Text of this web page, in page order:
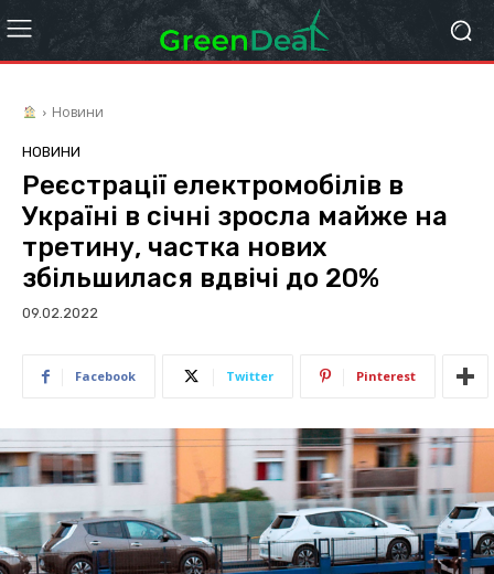
Новини
НОВИНИ
Реєстрації електромобілів в
Україні в січні зросла майже на
третину, частка нових
збільшилася вдвічі до 20%
09.02.2022
Facebook Twitter Pinterest